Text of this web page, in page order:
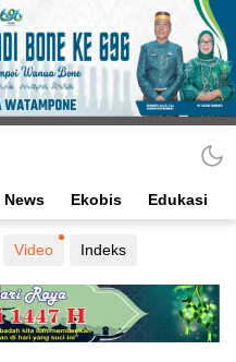
News Ekobis Edukasi
Video Indeks